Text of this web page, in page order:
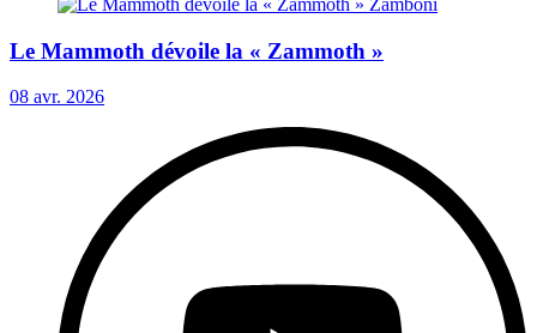
Le Mammoth dévoile la « Zammoth »
08 avr. 2026